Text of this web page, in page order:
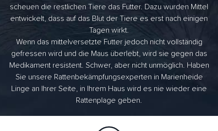
scheuen die restlichen Tiere das Futter. Dazu wurden Mittel
entwickelt, dass auf das Blut der Tiere es erst nach einigen
Tagen wirkt.
Wenn das mittelversetzte Futter jedoch nicht vollständig
gefressen wird und die Maus überlebt, wird sie gegen das
Medikament resistent. Schwer, aber nicht unmöglich. Haben
Sie unsere Rattenbekämpfungsexperten in Marienheide
Linge an Ihrer Seite, in Ihrem Haus wird es nie wieder eine
Rattenplage geben.